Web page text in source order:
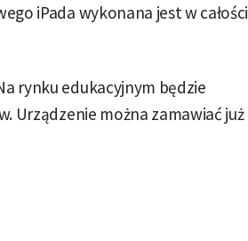
iPada wykonana jest w całości
rynku edukacyjnym będzie
Urządzenie można zamawiać już